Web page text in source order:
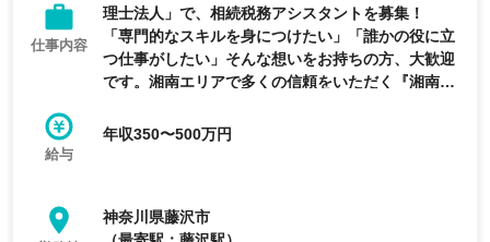
仕事内容
理士法人」で、相続税務アシスタントを募集！
「専門的なスキルを身につけたい」「誰かの役に立
つ仕事がしたい」そんな想いをお持ちの方、大歓迎
です。湘南エリアで多くの信頼をいただく『湘南相
からスタートしませんか？ 【仕事内容】 データ入
第2新卒歓迎： 充実の研修制度でイチからプロへ育
給与
年収350〜500万円
神奈川県藤沢市